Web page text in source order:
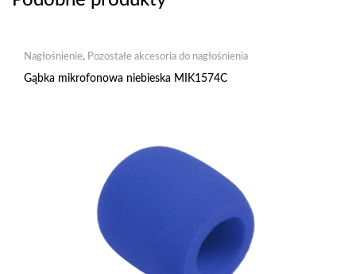
Nagłośnienie, Pozostałe akcesoria do nagłośnienia
Gąbka mikrofonowa niebieska MIK1574C